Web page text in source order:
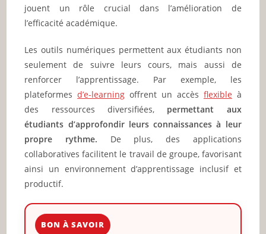
jouent un rôle crucial dans l’amélioration de
l’efficacité académique.
Les outils numériques permettent aux étudiants non
seulement de suivre leurs cours, mais aussi de
renforcer l’apprentissage. Par exemple, les
plateformesd’e-learning offrent un accès flexible à
des ressources diversifiées, permettant aux
étudiants d’approfondir leurs connaissances à leur
propre rythme. De plus, des applications
collaboratives facilitent le travail de groupe, favorisant
ainsi un environnement d’apprentissage inclusif et
productif.
BON À SAVOIR